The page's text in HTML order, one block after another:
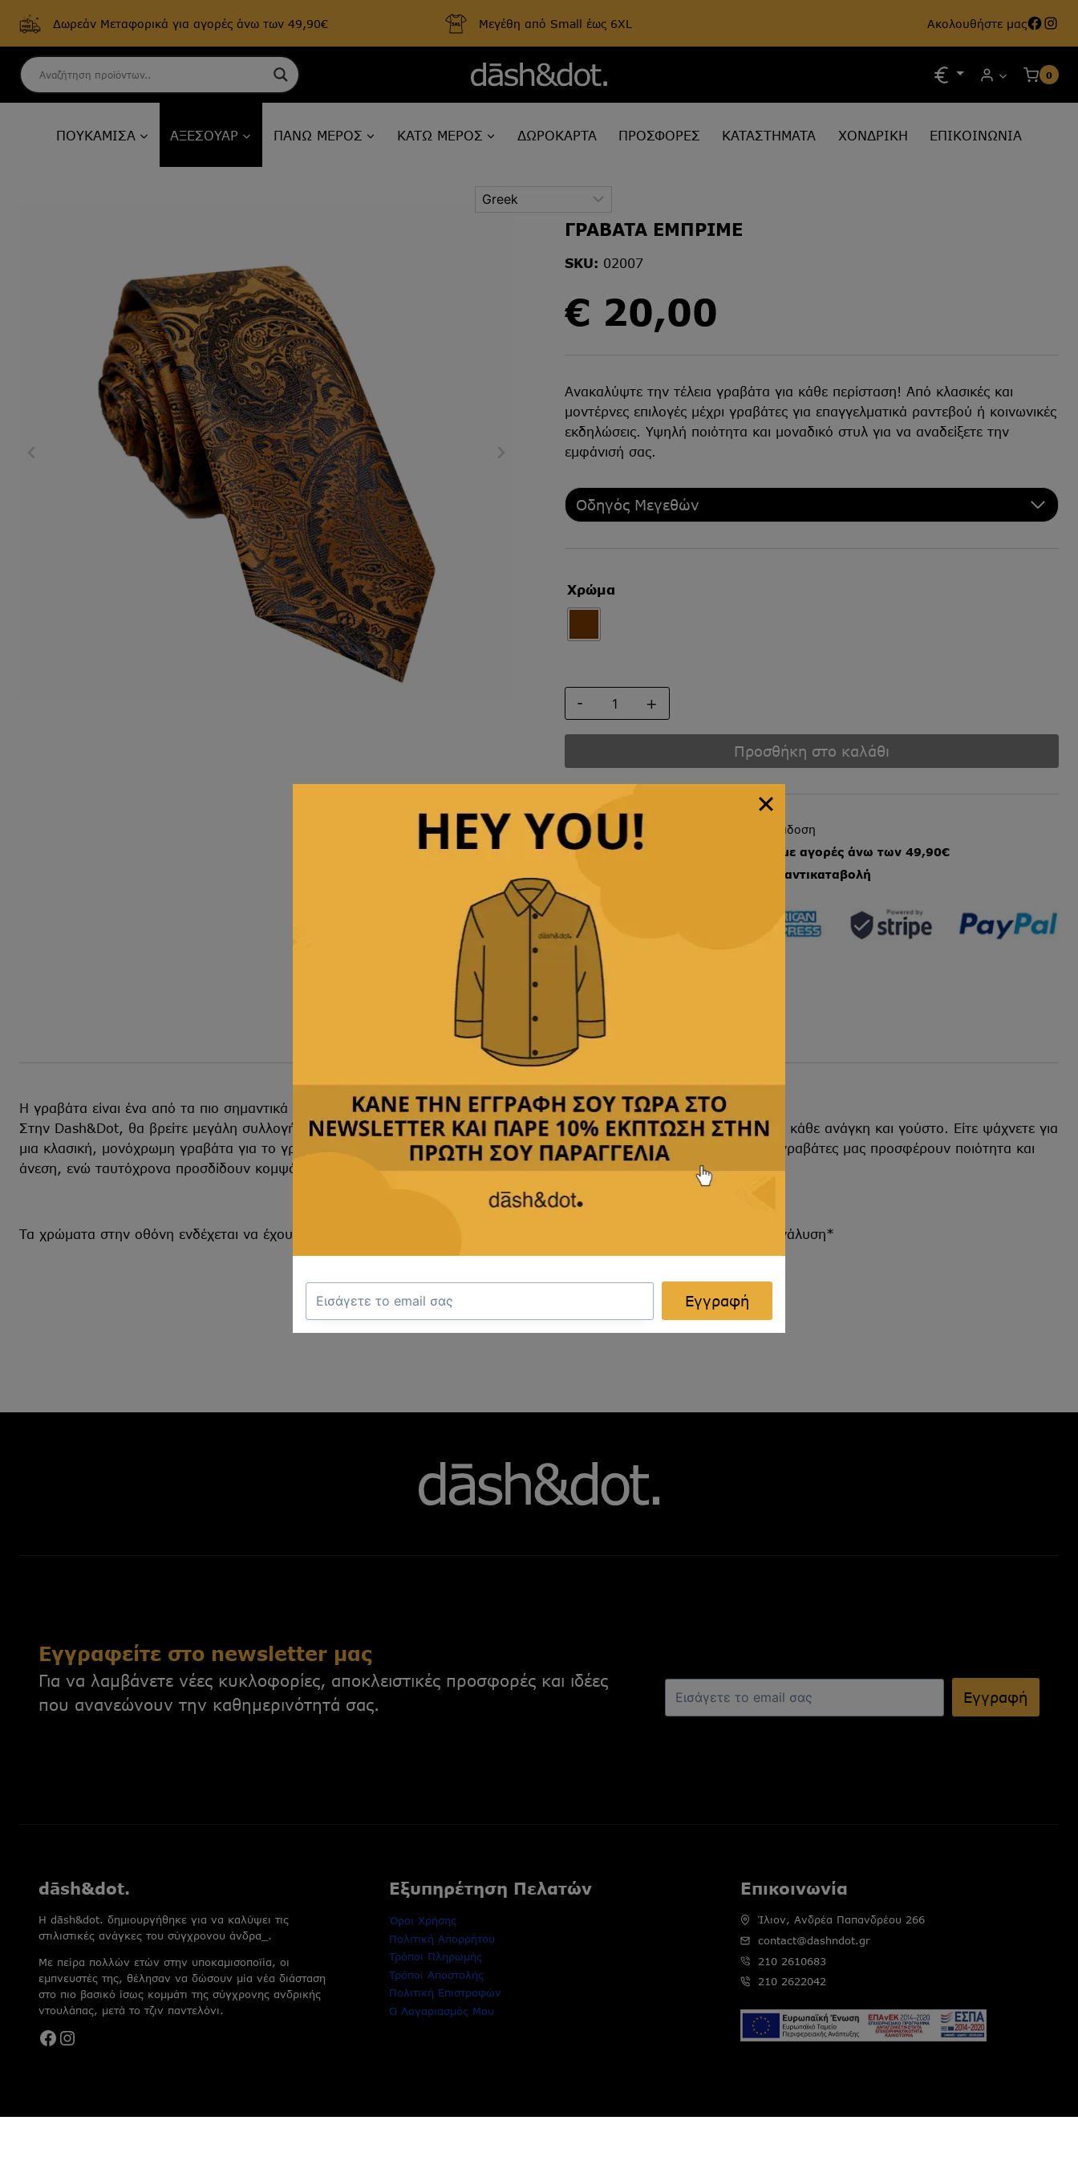
Δωρεάν Μεταφορικά για αγορές άνω των 49,90€ Μεγέθη από Small έως 6XL Ακολουθήστε μας
content
0
ΠΟΥΚΑΜΙΣΑ ΑΞΕΣΟΥΑΡ ΠΑΝΩ ΜΕΡΟΣ ΚΑΤΩ ΜΕΡΟΣ ΔΩΡΟΚΑΡΤΑ ΠΡΟΣΦΟΡΕΣ ΚΑΤΑΣΤΗΜΑΤΑ ΧΟΝΔΡΙΚΗ ΕΠΙΚΟΙΝΩΝΙΑ
ΓΡΑΒΑΤΑ ΕΜΠΡΙΜΕ
SKU: 02007
€ 20,00
Ανακαλύψτε την τέλεια γραβάτα για κάθε περίσταση! Από κλασικές και
μοντέρνες επιλογές μέχρι γραβάτες για επαγγελματικά ραντεβού ή κοινωνικές
εκδηλώσεις. Υψηλή ποιότητα και μοναδικό στυλ για να αναδείξετε την
εμφάνισή σας.
Οδηγός Μεγεθών
Χρώμα
ΓΡΑΒΑΤΑ
ΕΜΠΡΙΜΕ
ποσότητα
Προσθήκη στο καλάθι
Άμεση αποστολή
& γρήγορη παράδοση
Παρέχουμε
δωρεάν μεταφορικά με αγορές άνω των 49,90€
αντικαταβολή
Κριτικές(0) Αποστολή & Επιστροφές
Η γραβάτα είναι ένα από τα πιο σημαντικά αξεσουάρ για μια κομψή και επαγγελματική εμφάνιση.
Στην Dash&Dot, θα βρείτε μεγάλη συλλογή από γραβάτες σε διάφορα υφάσματα και χρώματα, ικανές να ικανοποιήσουν κάθε ανάγκη και γούστο. Είτε ψάχνετε για
μια κλασική, μονόχρωμη γραβάτα για το γραφείο, είτε για μια πιο τολμηρή επιλογή για γάμο ή κοινωνική εκδήλωση, οι γραβάτες μας προσφέρουν ποιότητα και
άνεση, ενώ ταυτόχρονα προσδίδουν κομψότητα και στυλ στην εμφάνισή σας.
Τα χρώματα στην οθόνη ενδέχεται να έχουν μικρή χρωματική απόκλιση, ανάλογα με τις ρυθμίσεις της οθόνης και την ανάλυση*
Εγγραφείτε στο newsletter μας
Για να λαμβάνετε νέες κυκλοφορίες, αποκλειστικές προσφορές και ιδέες
που ανανεώνουν την καθημερινότητά σας.
Εγγραφή
dāsh&dot.
H dāsh&dot. δημιουργήθηκε για να καλύψει τις
στιλιστικές ανάγκες του σύγχρονου άνδρα_.
Με πείρα πολλών ετών στην υποκαμισοποϊία, οι
εμπνευστές της, θέλησαν να δώσουν μία νέα διάσταση
στο πιο βασικό ίσως κομμάτι της σύγχρονης ανδρικής
ντουλάπας, μετά το τζιν παντελόνι.
Facebook
Instagram
Εξυπηρέτηση Πελατών
Όροι Χρήσης
Πολιτική Απορρήτου
Τρόποι Πληρωμής
Τρόποι Αποστολής
Πολιτική Επιστροφών
Ο Λογαριασμός Μου
Επικοινωνία
Ίλιον, Ανδρέα Παπανδρέου 266
contact@dashndot.gr
210 2610683
210 2622042
Εγγραφή